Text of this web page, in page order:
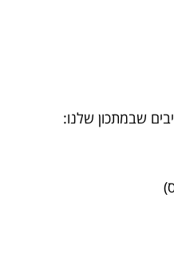
שבמתכון שלנו: